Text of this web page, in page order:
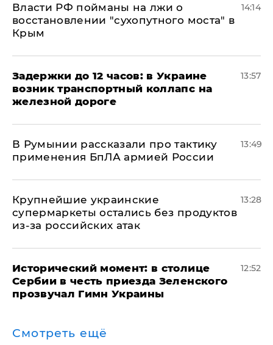
Власти РФ пойманы на лжи о
восстановлении "сухопутного моста" в
Крым
14:14
Задержки до 12 часов: в Украине
возник транспортный коллапс на
железной дороге
13:57
В Румынии рассказали про тактику
применения БпЛА армией России
13:49
Крупнейшие украинские
супермаркеты остались без продуктов
из-за российских атак
13:28
Исторический момент: в столице
Сербии в честь приезда Зеленского
прозвучал Гимн Украины
12:52
Смотреть ещё